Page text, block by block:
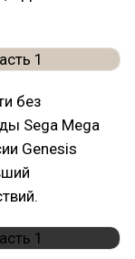
без
Sega Mega
Genesis